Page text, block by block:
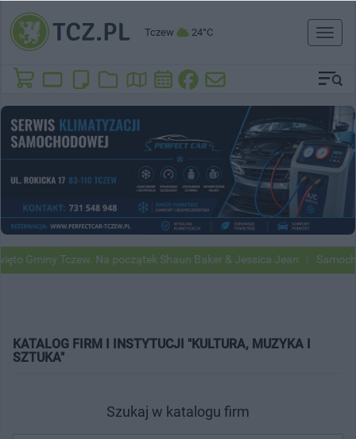
Tczew 24°C
Toggle
Gminy Tczew. Na początek Shaun Baker & Jessica Jean
KATALOG FIRM I INSTYTUCJI "KULTURA, MUZYKA I
SZTUKA"
Szukaj w katalogu firm